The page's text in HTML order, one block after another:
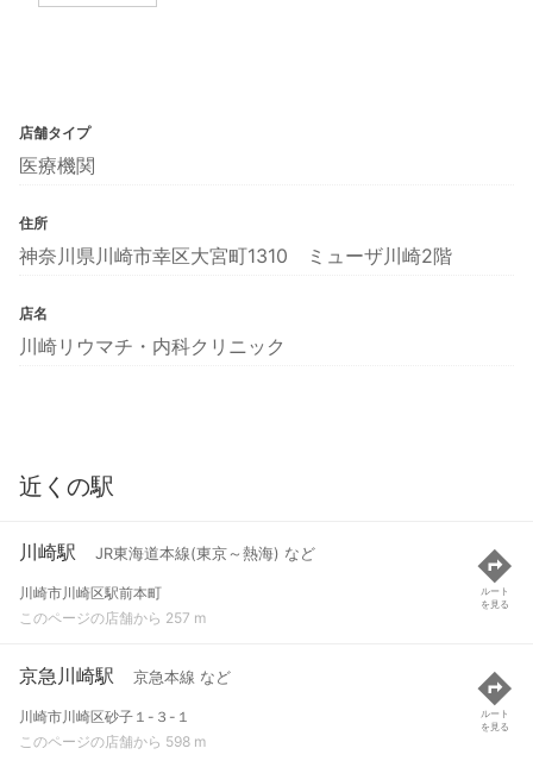
店舗タイプ
医療機関
住所
神奈川県川崎市幸区大宮町1310 ミューザ川崎2階
店名
川崎リウマチ・内科クリニック
近くの駅
川崎駅 JR東海道本線(東京～熱海) など
川崎市川崎区駅前本町
このページの店舗から 257 m
ルート
を見る
京急川崎駅 京急本線 など
川崎市川崎区砂子１-３-１
このページの店舗から 598 m
ルート
を見る